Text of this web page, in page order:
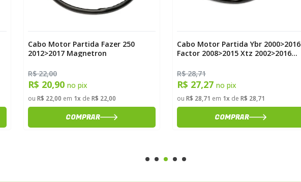
Cabo Motor Partida Fazer 250
2012>2017 Magnetron
R$ 22,00
R$ 20,90 no pix
ou R$ 22,00 em 1xde R$ 22,00
COMPRAR
Cabo Motor Partida Ybr 2000>2016
Factor 2008>2015 Xtz 2002>2016
R$ 28,71
R$ 27,27 no pix
ou R$ 28,71 em 1xde R$ 28,71
COMPRAR